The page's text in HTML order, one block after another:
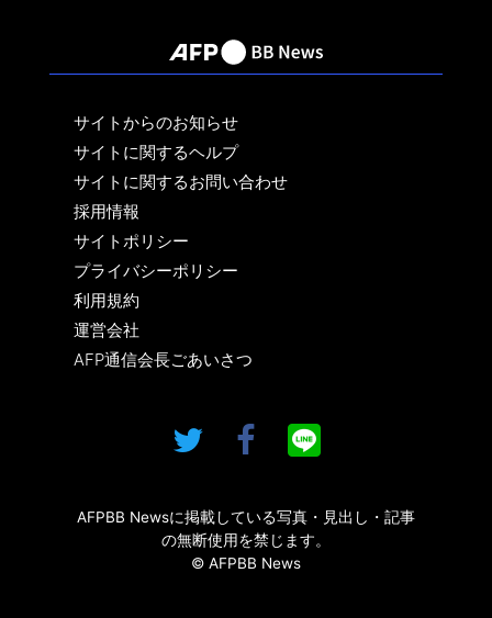
サイトからのお知らせ
サイトに関するヘルプ
サイトに関するお問い合わせ
採用情報
サイトポリシー
プライバシーポリシー
利用規約
運営会社
AFP通信会長ごあいさつ
AFPBB Newsに掲載している写真・見出し・記事
の無断使用を禁じます。
© AFPBB News